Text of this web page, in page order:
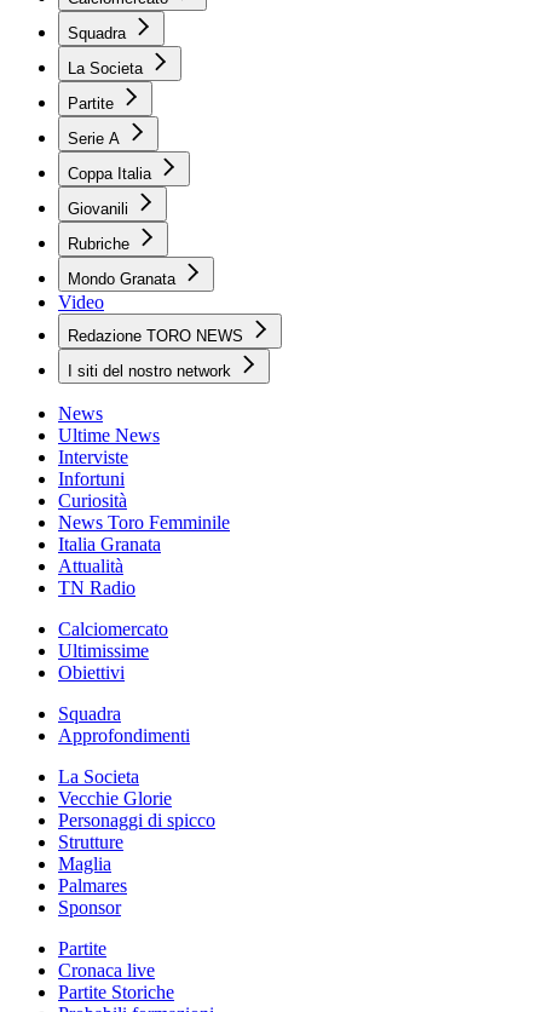
Squadra
La Societa
Partite
Serie A
Coppa Italia
Giovanili
Rubriche
Mondo Granata
Video
Redazione TORO NEWS
I siti del nostro network
News
Ultime News
Interviste
Infortuni
Curiosità
News Toro Femminile
Italia Granata
Attualità
TN Radio
Calciomercato
Ultimissime
Obiettivi
Squadra
Approfondimenti
La Societa
Vecchie Glorie
Personaggi di spicco
Strutture
Maglia
Palmares
Sponsor
Partite
Cronaca live
Partite Storiche